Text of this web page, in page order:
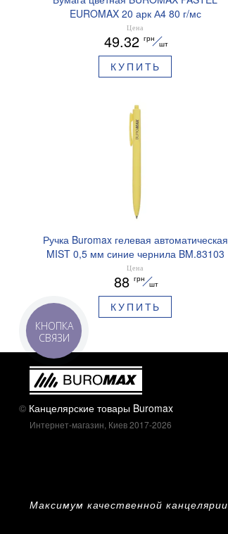
EUROMAX 20 арк А4 80 г/мс
BM.2721220E-08
Цена
49.32 грн
шт
КУПИТЬ
Ручка Buromax гелевая автоматическая
MIST 0,5 мм синие чернила BM.83103
Цена
88 грн
шт
КУПИТЬ
© Канцелярские товары Buromax
Интернет-магазин, Киев 2017-2026
Максимум качественной канцелярии
КНОПКА
СВЯЗИ